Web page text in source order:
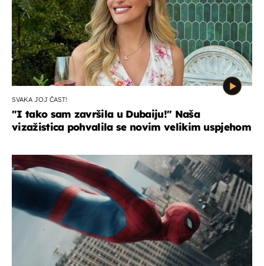
SVAKA JOJ ČAST!
"I tako sam završila u Dubaiju!" Naša
vizažistica pohvalila se novim velikim uspjehom